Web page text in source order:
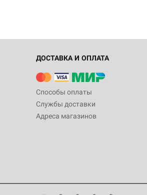
ДОСТАВКА И ОПЛАТА
Способы оплаты
Службы доставки
Адреса магазинов